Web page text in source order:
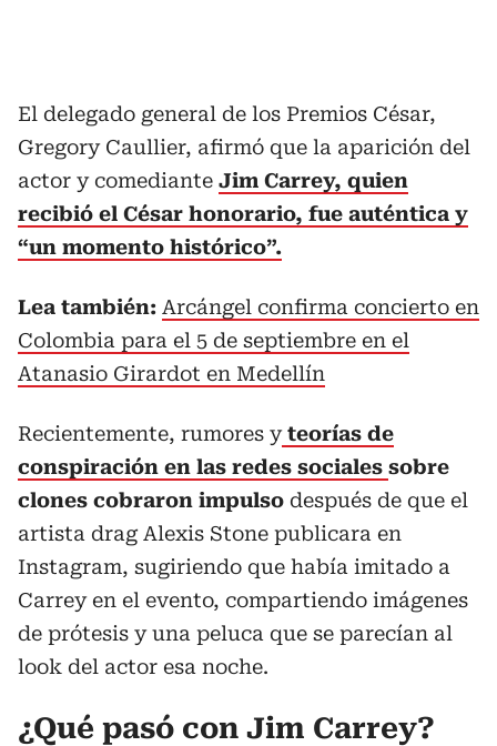
El delegado general de los Premios César,
Gregory Caullier, afirmó que la aparición del
actor y comediante Jim Carrey, quien
recibió el César honorario, fue auténtica y
“un momento histórico”.
Lea también: Arcángel confirma concierto en
Colombia para el 5 de septiembre en el
Atanasio Girardot en Medellín
Recientemente, rumores yteorías de
conspiración en las redes sociales sobre
clones cobraron impulso después de que el
artista drag Alexis Stone publicara en
Instagram, sugiriendo que había imitado a
Carrey en el evento, compartiendo imágenes
de prótesis y una peluca que se parecían al
look del actor esa noche.
¿Qué pasó con Jim Carrey?